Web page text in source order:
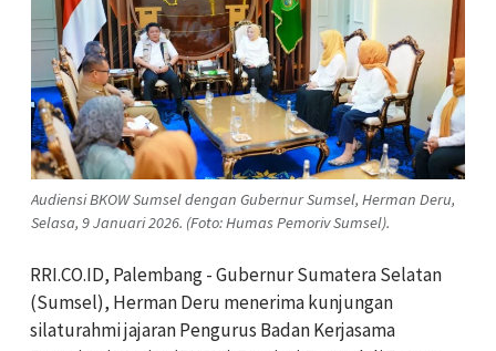
Audiensi BKOW Sumsel dengan Gubernur Sumsel, Herman Deru,
Selasa, 9 Januari 2026. (Foto: Humas Pemoriv Sumsel).
RRI.CO.ID, Palembang - Gubernur Sumatera Selatan
(Sumsel), Herman Deru menerima kunjungan
silaturahmi jajaran Pengurus Badan Kerjasama